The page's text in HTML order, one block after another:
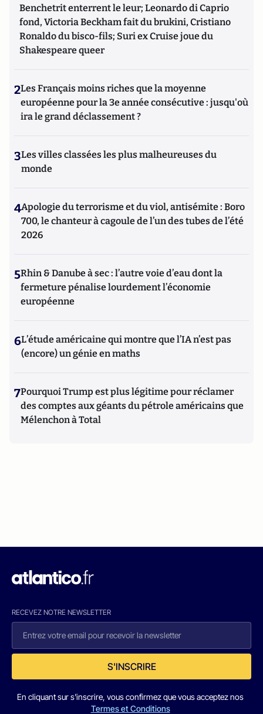
Benchetrit enterrent le leur; Leonardo di Caprio
fond, Victoria Beckham fait du brukini, Cristiano
Ronaldo du bisco-fils; Suri ex Cruise joue du
Shakespeare queer
2Les Français moins riches que la moyenne
européenne pour la 3e année consécutive : jusqu'où
ira le grand déclassement ?
3Les villes classées les plus malheureuses du
monde
4Apologie du terrorisme et du viol, antisémite : Boro
700, le chanteur à cagoule de l’un des tubes de l’été
2026
5Rhin & Danube à sec : l’autre voie d’eau dont la
fermeture pénalise lourdement l’économie
européenne
6L’étude américaine qui montre que l’IA n’est pas
(encore) un génie en maths
7Pourquoi Trump est plus légitime pour réclamer
des comptes aux géants du pétrole américains que
Mélenchon à Total
RECEVEZ NOTRE NEWSLETTER
S'INSCRIRE
En cliquant sur s'inscrire, vous confirmez que vous acceptez nos
Termes et Conditions